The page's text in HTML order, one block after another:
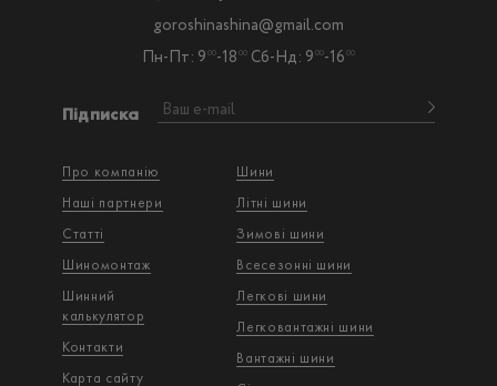
Про компанію
Наші партнери
Статті
Шиномонтаж
Шинний
калькулятор
Контакти
Карта сайту
Шини
Літні шини
Зимові шини
Всесезонні шини
Легкові шини
Легковантажнi шини
Вантажнi шини
Підписка
Пн-Пт: 9 00-18 00 Сб-Нд: 9 00-16 00
goroshinashina@gmail.com